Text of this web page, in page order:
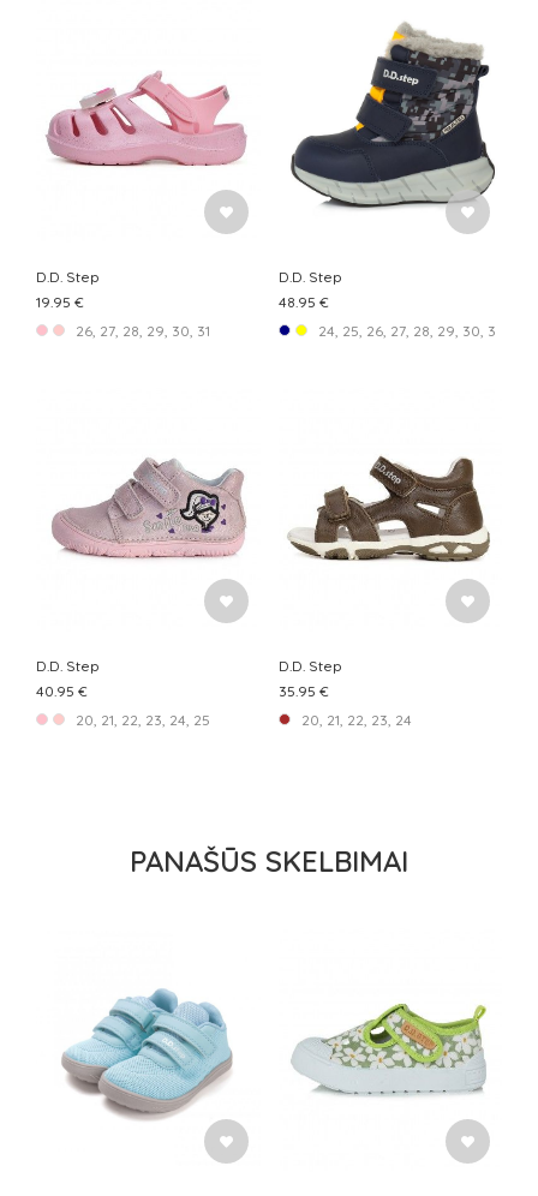
D.D. Step
19.95 €
26, 27, 28, 29, 30, 31
D.D. Step
48.95 €
24, 25, 26, 27, 28, 29, 30, 31, 32,
D.D. Step
40.95 €
20, 21, 22, 23, 24, 25
D.D. Step
35.95 €
20, 21, 22, 23, 24
PANAŠŪS SKELBIMAI